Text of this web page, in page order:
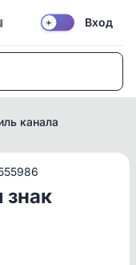
☀️ Вход
канала
знак